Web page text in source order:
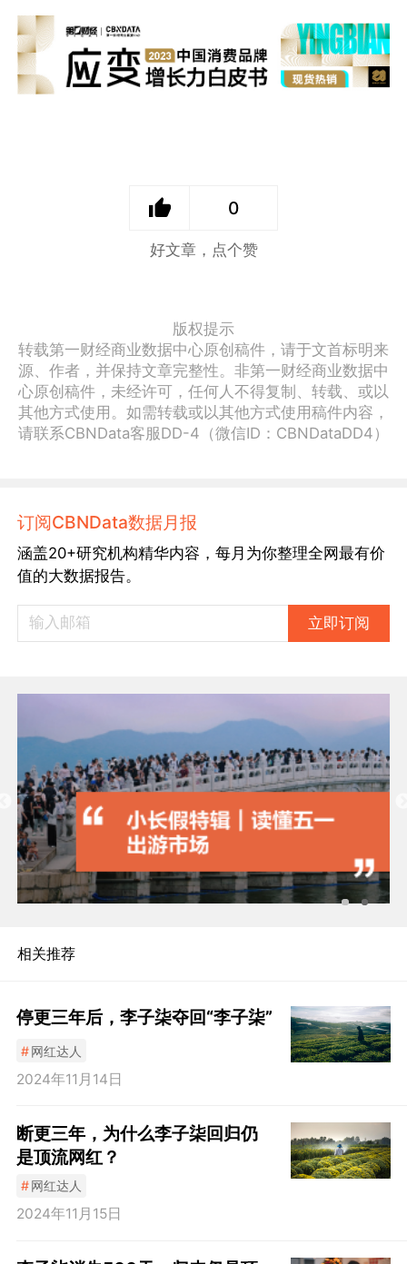
0
好文章，点个赞
版权提示
转载第一财经商业数据中心原创稿件，请于文首标明来
源、作者，并保持文章完整性。非第一财经商业数据中
心原创稿件，未经许可，任何人不得复制、转载、或以
其他方式使用。如需转载或以其他方式使用稿件内容，
请联系CBNData客服DD-4（微信ID：CBNDataDD4）
订阅CBNData数据月报
涵盖20+研究机构精华内容，每月为你整理全网最有价
值的大数据报告。
立即订阅
相关推荐
停更三年后，李子柒夺回“李子柒”
#网红达人
2024年11月14日
断更三年，为什么李子柒回归仍
是顶流网红？
# 网红达人
2024年11月15日